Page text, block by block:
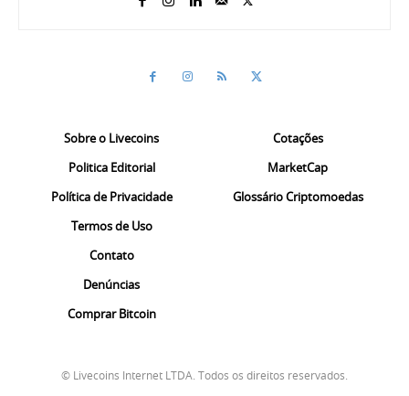
Sobre o Livecoins
Politica Editorial
Política de Privacidade
Termos de Uso
Contato
Denúncias
Comprar Bitcoin
Cotações
MarketCap
Glossário Criptomoedas
© Livecoins Internet LTDA. Todos os direitos reservados.